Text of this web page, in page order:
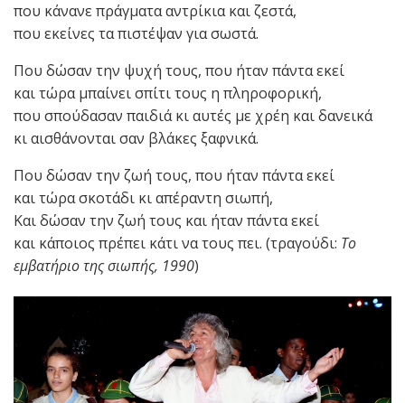
που κάνανε πράγματα αντρίκια και ζεστά,
που εκείνες τα πιστέψαν για σωστά.
Που δώσαν την ψυχή τους, που ήταν πάντα εκεί
και τώρα μπαίνει σπίτι τους η πληροφορική,
που σπούδασαν παιδιά κι αυτές με χρέη και δανεικά
κι αισθάνονται σαν βλάκες ξαφνικά.
Που δώσαν την ζωή τους, που ήταν πάντα εκεί
και τώρα σκοτάδι κι απέραντη σιωπή,
Και δώσαν την ζωή τους και ήταν πάντα εκεί
και κάποιος πρέπει κάτι να τους πει. (τραγούδι: Το
εμβατήριο της σιωπής, 1990)